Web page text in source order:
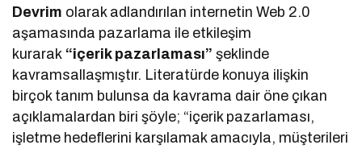
Devrim olarak adlandırılan internetin Web 2.0
aşamasında pazarlama ile etkileşim
kurarak “içerik pazarlaması” şeklinde
kavramsallaşmıştır. Literatürde konuya ilişkin
birçok tanım bulunsa da kavrama dair öne çıkan
açıklamalardan biri şöyle; “içerik pazarlaması,
işletme hedeflerini karşılamak amacıyla, müşterileri